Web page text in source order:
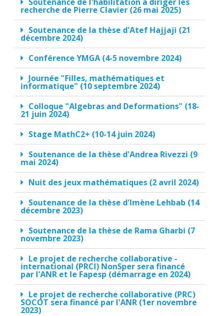
recherche de Pierre Clavier (26 mai 2025)
Soutenance de la thèse d'Atef Hajjaji (21
décembre 2024)
Conférence YMGA (4-5 novembre 2024)
Journée "Filles, mathématiques et
informatique" (10 septembre 2024)
Colloque "Algebras and Deformations" (18-
21 juin 2024)
Stage MathC2+ (10-14 juin 2024)
Soutenance de la thèse d'Andrea Rivezzi (9
mai 2024)
Nuit des jeux mathématiques (2 avril 2024)
Soutenance de la thèse d'Imène Lehbab (14
décembre 2023)
Soutenance de la thèse de Rama Gharbi (7
novembre 2023)
Le projet de recherche collaborative -
international (PRCI) NonSper sera financé
par l'ANR et le Fapesp (démarrage en 2024)
Le projet de recherche collaborative (PRC)
SOCOT sera financé par l'ANR (1er novembre
2023)